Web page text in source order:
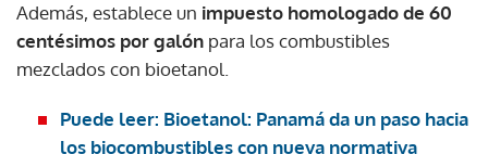
Además, establece un impuesto homologado de 60
centésimos por galón para los combustibles
mezclados con bioetanol.
Puede leer: Bioetanol: Panamá da un paso hacia
los biocombustibles con nueva normativa